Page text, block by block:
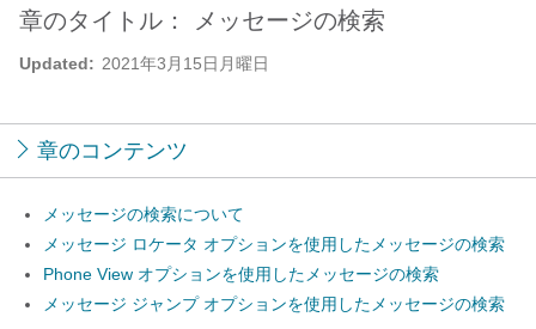
Updated: 2021年3月15日月曜日
章のタイトル： メッセージの検索
章のコンテンツ
メッセージの検索について
メッセージ ロケータ オプションを使用したメッセージの検索
Phone View オプションを使用したメッセージの検索
メッセージ ジャンプ オプションを使用したメッセージの検索